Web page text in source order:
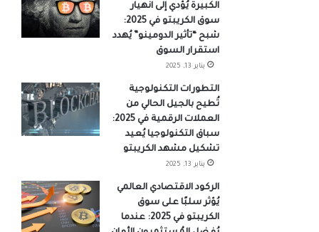
الكبيرة يُؤدي إلى انهيار
سوق الكريبتو في 2025:
شبح “تأثير الدومينو” يُهدد
استقرار السوق
يناير 13, 2025
التطورات التكنولوجية
تُطيح بالجيل الحالي من
العملات الرقمية في 2025:
سباق التكنولوجيا يُعيد
تشكيل مشهد الكريبتو
يناير 13, 2025
الركود الاقتصادي العالمي
يُؤثر سلبًا على سوق
الكريبتو في 2025: عندما